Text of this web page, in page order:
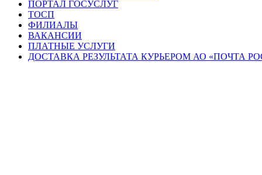
ПОРТАЛ ГОСУСЛУГ
ТОСП
ФИЛИАЛЫ
ВАКАНСИИ
ПЛАТНЫЕ УСЛУГИ
ДОСТАВКА РЕЗУЛЬТАТА КУРЬЕРОМ АО «ПОЧТА